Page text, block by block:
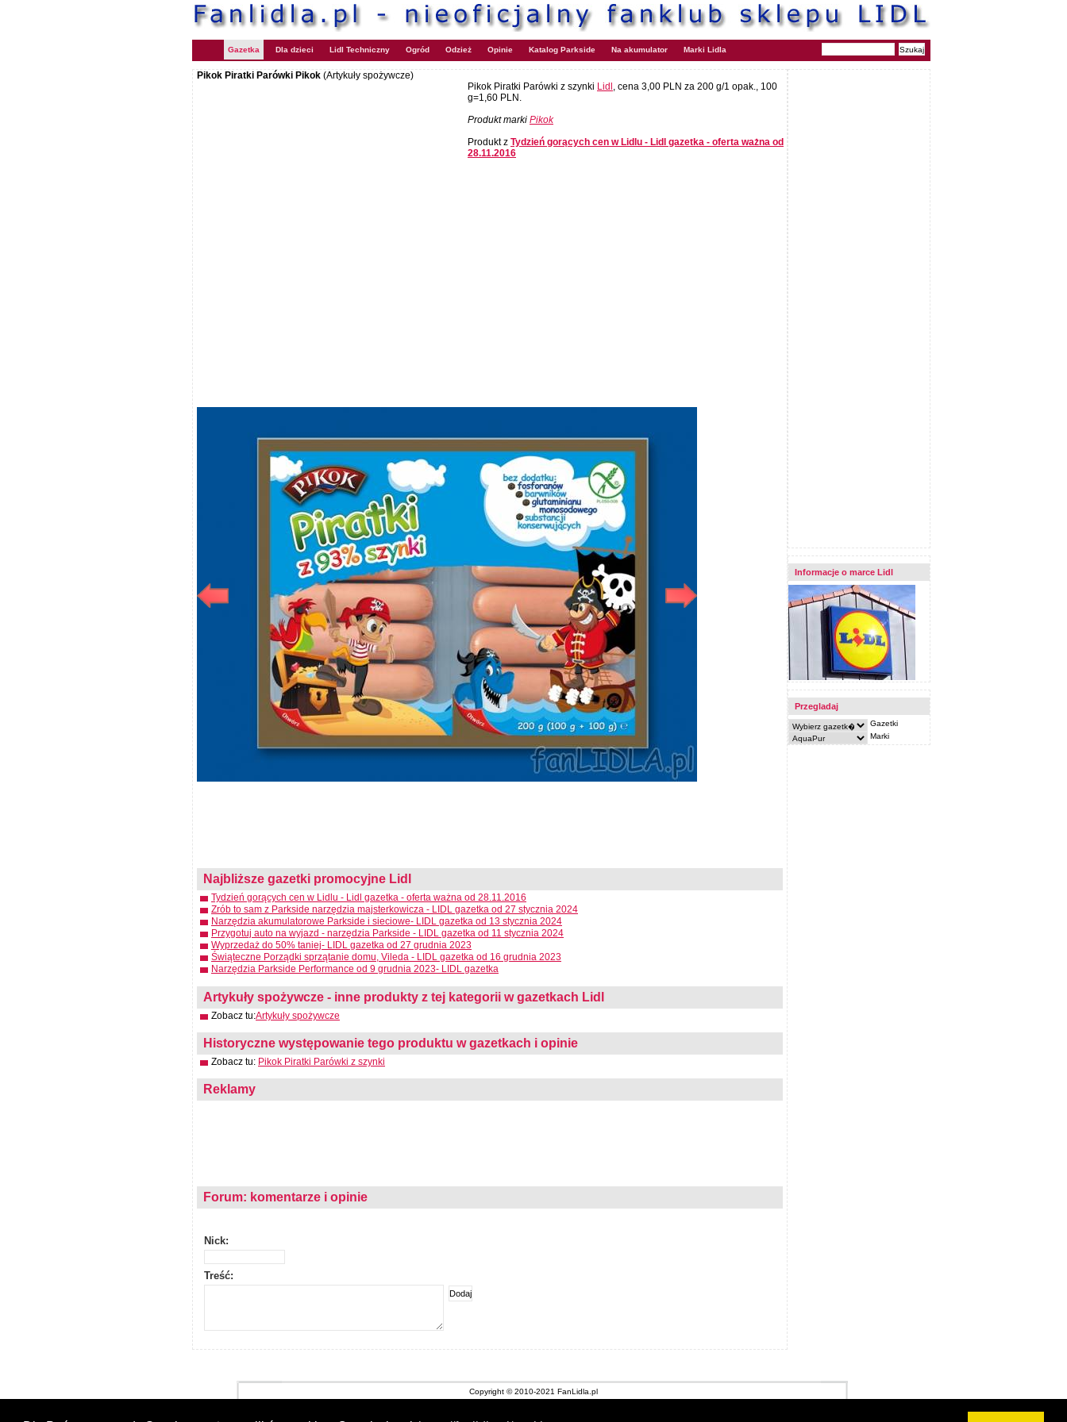
Gazetka Dla dzieci Lidl Techniczny Ogród Odzież Opinie Katalog Parkside Na akumulator Marki Lidla
Pikok Piratki Parówki Pikok (Artykuły spożywcze)
Pikok Piratki Parówki z szynki Lidl , cena 3,00 PLN za 200 g/1 opak., 100
g=1,60 PLN.
Produkt marki Pikok
Produkt z Tydzień gorących cen w Lidlu - Lidl gazetka - oferta ważna od
28.11.2016
Najbliższe gazetki promocyjne Lidl
Tydzień gorących cen w Lidlu - Lidl gazetka - oferta ważna od 28.11.2016
Zrób to sam z Parkside narzędzia majsterkowicza - LIDL gazetka od 27 stycznia 2024
Narzędzia akumulatorowe Parkside i sieciowe- LIDL gazetka od 13 stycznia 2024
Przygotuj auto na wyjazd - narzędzia Parkside - LIDL gazetka od 11 stycznia 2024
Wyprzedaż do 50% taniej- LIDL gazetka od 27 grudnia 2023
Świąteczne Porządki sprzątanie domu, Vileda - LIDL gazetka od 16 grudnia 2023
Narzędzia Parkside Performance od 9 grudnia 2023- LIDL gazetka
Artykuły spożywcze - inne produkty z tej kategorii w gazetkach Lidl
Zobacz tu:Artykuły spożywcze
Historyczne występowanie tego produktu w gazetkach i opinie
Zobacz tu: Pikok Piratki Parówki z szynki
Reklamy
Forum: komentarze i opinie
Nick:
Treść:
Informacje o marce Lidl
Przegladaj
Gazetki
Marki
Copyright © 2010-2021 FanLidla.pl